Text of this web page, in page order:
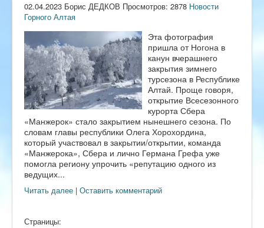
02.04.2023 Борис ДЕДКОВ Просмотров: 2878 Новости
Горного Алтая
Эта фотография
пришла от Ногона в
канун вчерашнего
закрытия зимнего
турсезона в Республике
Алтай. Проще говоря,
открытие Всесезонного
курорта Сбера
«Манжерок» стало закрытием нынешнего сезона. По
словам главы республики Олега Хорохордина,
который участвовал в закрытии/открытии, команда
«Манжерока», Сбера и лично Германа Грефа уже
помогла региону упрочить «репутацию одного из
ведущих...
Читать далее | Оставить комментарий
Страницы: